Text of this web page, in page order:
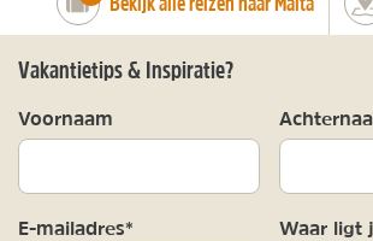
Vakantietips & Inspiratie?
Voornaam
E-mailadres* Waar ligt